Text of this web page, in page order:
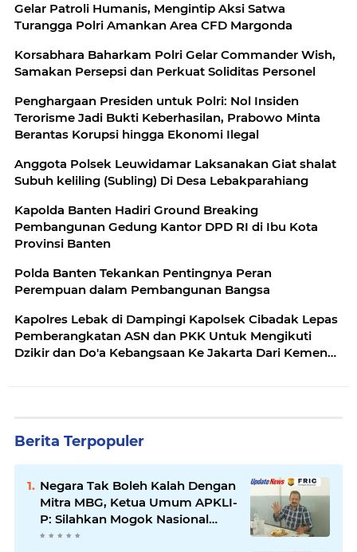
Gelar Patroli Humanis, Mengintip Aksi Satwa
Turangga Polri Amankan Area CFD Margonda
Korsabhara Baharkam Polri Gelar Commander Wish,
Samakan Persepsi dan Perkuat Soliditas Personel
Penghargaan Presiden untuk Polri: Nol Insiden
Terorisme Jadi Bukti Keberhasilan, Prabowo Minta
Berantas Korupsi hingga Ekonomi Ilegal
Anggota Polsek Leuwidamar Laksanakan Giat shalat
Subuh keliling (Subling) Di Desa Lebakparahiang
Kapolda Banten Hadiri Ground Breaking
Pembangunan Gedung Kantor DPD RI di Ibu Kota
Provinsi Banten
Polda Banten Tekankan Pentingnya Peran
Perempuan dalam Pembangunan Bangsa
Kapolres Lebak di Dampingi Kapolsek Cibadak Lepas
Pemberangkatan ASN dan PKK Untuk Mengikuti
Dzikir dan Do'a Kebangsaan Ke Jakarta Dari Kemenag
Berita Terpopuler
Negara Tak Boleh Kalah Dengan
Mitra MBG, Ketua Umum APKLI-
P: Silahkan Mogok Nasional
Ganti Kantin Sekolah